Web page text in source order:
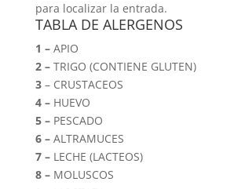
para localizar la entrada.
TABLA DE ALERGENOS
1 –APIO
2 –TRIGO (CONTIENE GLUTEN)
3– CRUSTACEOS
4 –HUEVO
5 –PESCADO
6 –ALTRAMUCES
7 –LECHE (LACTEOS)
8 –MOLUSCOS